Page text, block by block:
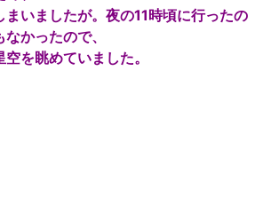
いましたが。夜の11時頃に行ったの
かったので、
を眺めていました。